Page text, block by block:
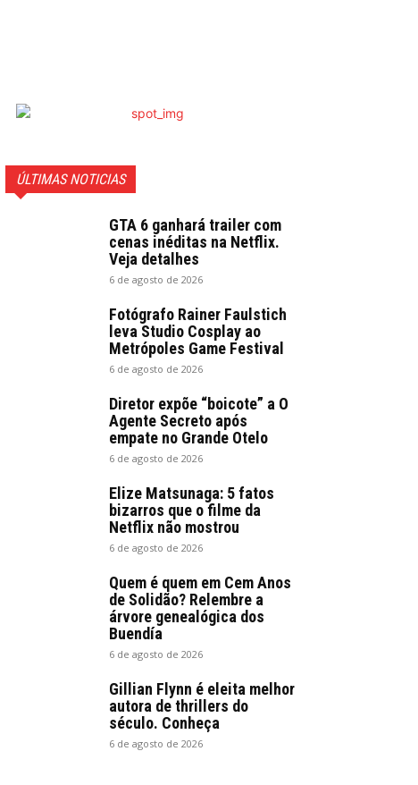
ÚLTIMAS NOTICIAS
GTA 6 ganhará trailer com
cenas inéditas na Netflix.
Veja detalhes
6 de agosto de 2026
Fotógrafo Rainer Faulstich
leva Studio Cosplay ao
Metrópoles Game Festival
6 de agosto de 2026
Diretor expõe “boicote” a O
Agente Secreto após
empate no Grande Otelo
6 de agosto de 2026
Elize Matsunaga: 5 fatos
bizarros que o filme da
Netflix não mostrou
6 de agosto de 2026
Quem é quem em Cem Anos
de Solidão? Relembre a
árvore genealógica dos
Buendía
6 de agosto de 2026
Gillian Flynn é eleita melhor
autora de thrillers do
século. Conheça
6 de agosto de 2026